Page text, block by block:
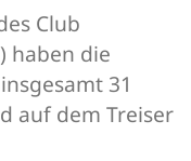
Club
haben die
31
auf dem Treiser